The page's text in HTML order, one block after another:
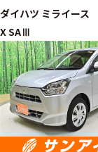
ダイハツ ミライース
X SAⅢ